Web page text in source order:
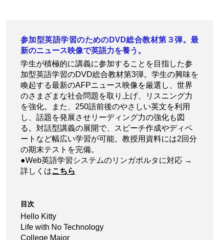
参加型英語学習のためのDVD総合教材第３弾。最
新のニュース映像で英語力を養う。
学生が積極的に講義に参加することを目指した参
加型英語学習のDVD総合教材第3弾。学生の興味を
喚起する最新のAFPニュース映像を厳選し、世界
のさまざまな社会問題を取り上げ、リスニング力
を強化。また、250語前後のやさしい英文を利用
し、話題を発展させリーディング力の強化も図
る。対話型講義の展開で、スピーチ作成やディベ
ートなど幅広い学習が可能。教授用資料には2回分
の期末テストを完備。
●Web英語学習システムのリンガポルタに対応 →
詳しくはこちら
目次
Hello Kitty
Life with No Technology
College Major